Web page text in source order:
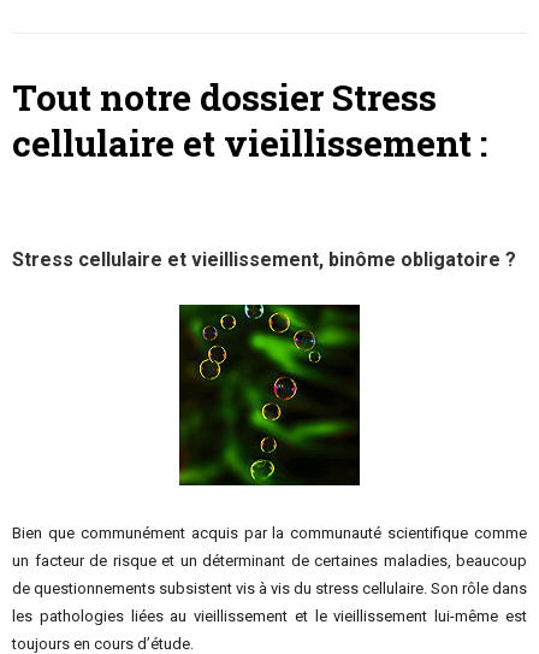
Tout notre dossier Stress
cellulaire et vieillissement :
Stress cellulaire et vieillissement, binôme obligatoire ?
Bien que communément acquis par la communauté scientifique comme
un facteur de risque et un déterminant de certaines maladies, beaucoup
de questionnements subsistent vis à vis du stress cellulaire. Son rôle dans
les pathologies liées au vieillissement et le vieillissement lui-même est
toujours en cours d’étude.